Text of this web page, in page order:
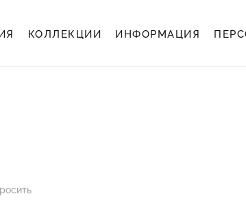
КОЛЛЕКЦИИ ИНФОРМАЦИЯ